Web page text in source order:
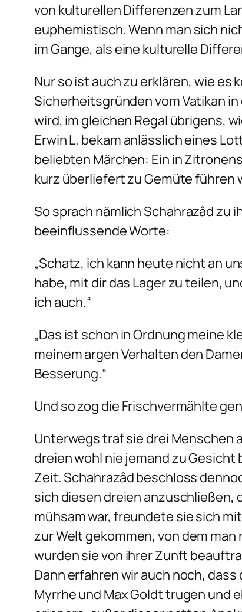
von kulturellen Differenzen zum
euphemistisch. Wenn man sich
im Gange, als eine kulturelle
Nur so ist auch zu erklären, wie
Sicherheitsgründen vom Vatikan
wird, im gleichen Regal übrigens,
Erwin L. bekam anlässlich eines
beliebten Märchen: Ein in
kurz überliefert zu Gemüte führen
So sprach nämlich Schahrazâd
beeinflussende Worte:
„Schatz, ich kann heute nicht an
habe, mit dir das Lager zu teilen,
ich auch.“
„Das ist schon in Ordnung meine
meinem argen Verhalten den
Besserung.“
Und so zog die Frischvermählte
Unterwegs traf sie drei Menschen
dreien wohl nie jemand zu Gesicht
Zeit. Schahrazâd beschloss
sich diesen dreien anzuschließen,
mühsam war, freundete sie sich
zur Welt gekommen, von dem
wurden sie von ihrer Zunft
Dann erfahren wir auch noch,
Myrrhe und Max Goldt trugen und